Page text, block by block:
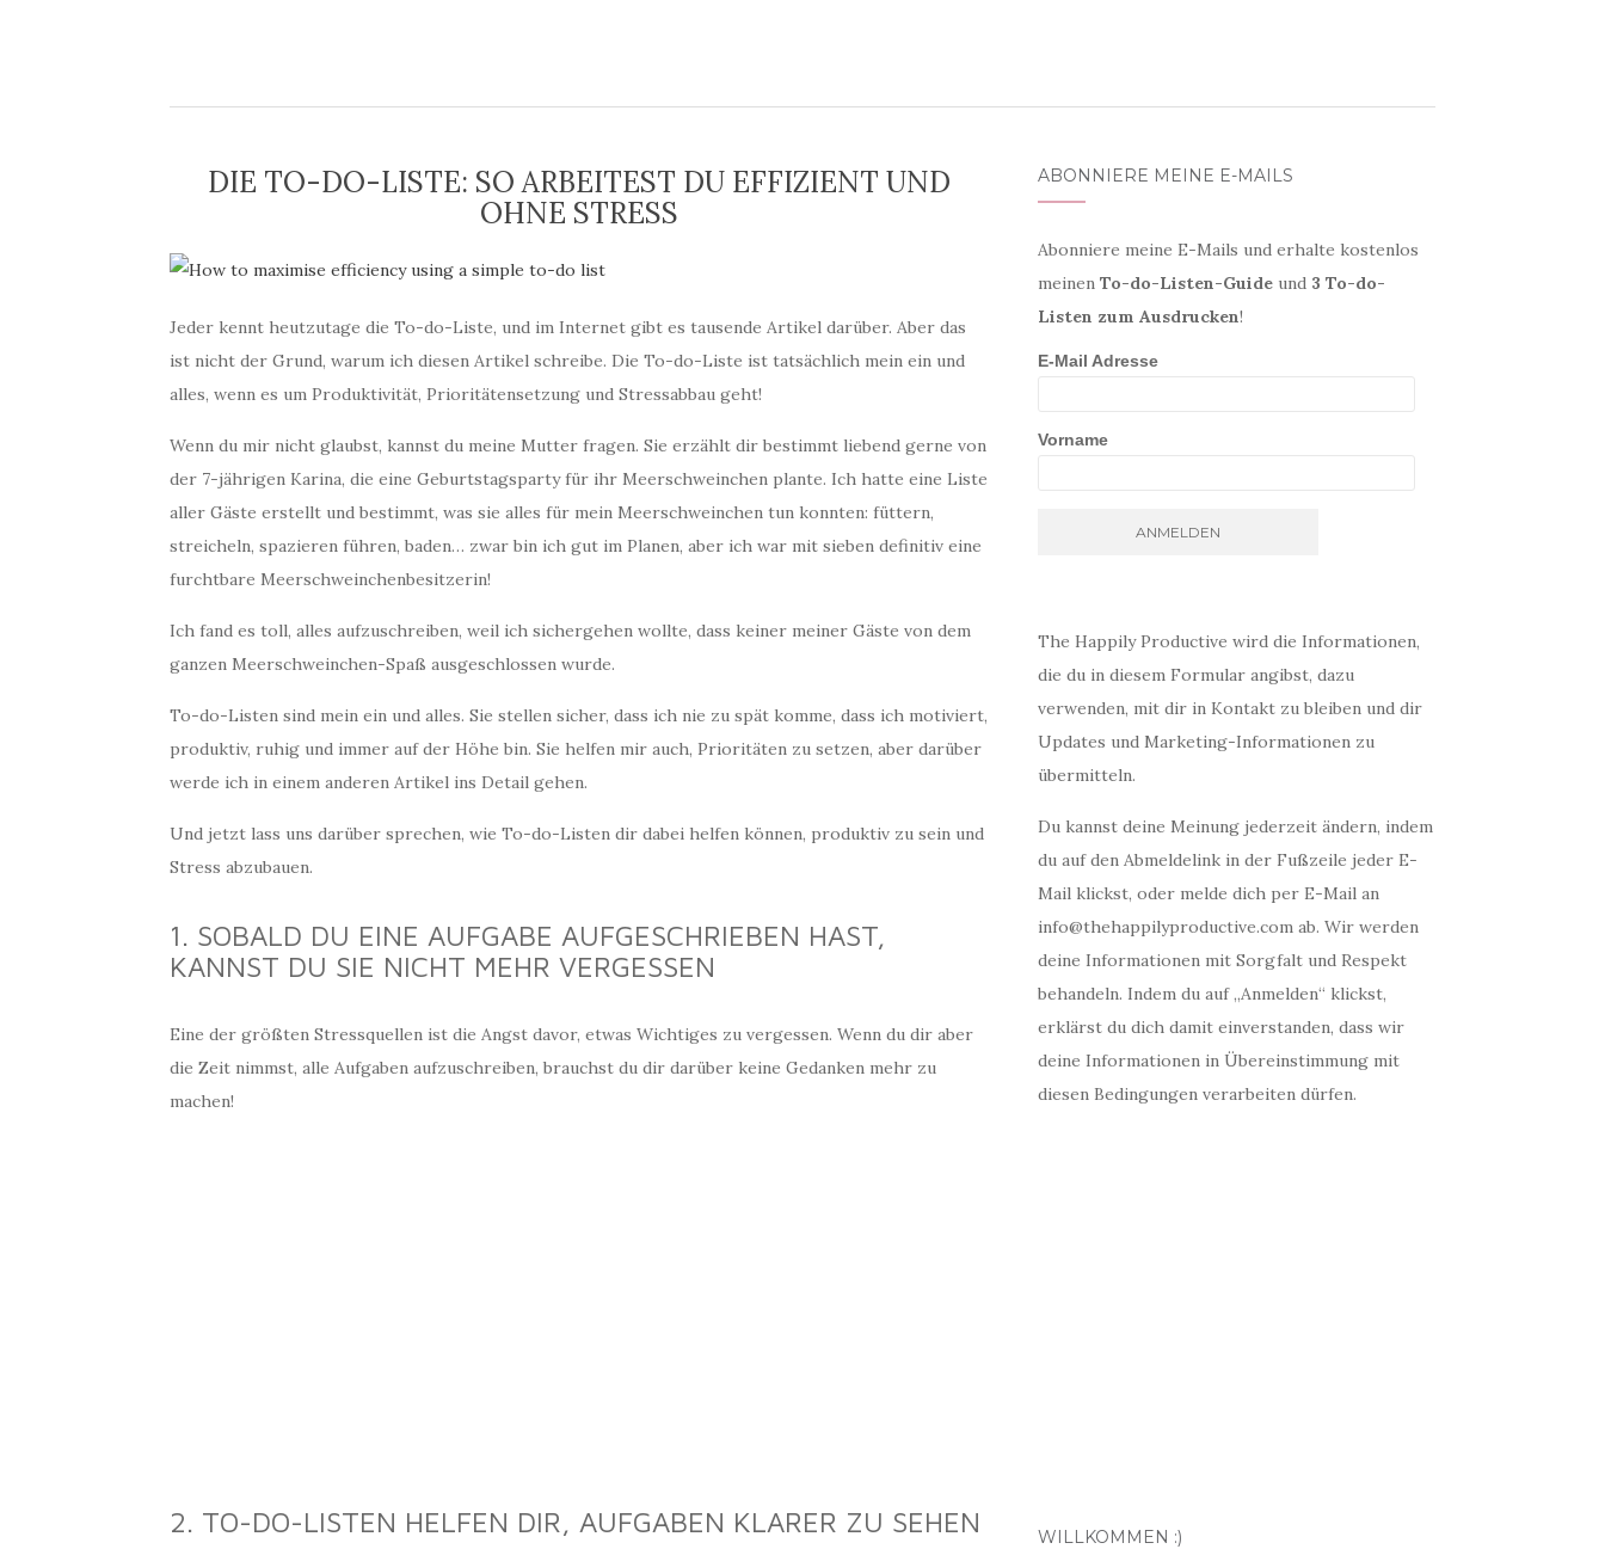
DIE TO-DO-LISTE: SO ARBEITEST DU EFFIZIENT UND
OHNE STRESS
Jeder kennt heutzutage die To-do-Liste, und im Internet gibt es tausende Artikel darüber. Aber das
ist nicht der Grund, warum ich diesen Artikel schreibe. Die To-do-Liste ist tatsächlich mein ein und
alles, wenn es um Produktivität, Prioritätensetzung und Stressabbau geht!
Wenn du mir nicht glaubst, kannst du meine Mutter fragen. Sie erzählt dir bestimmt liebend gerne von
der 7-jährigen Karina, die eine Geburtstagsparty für ihr Meerschweinchen plante. Ich hatte eine Liste
aller Gäste erstellt und bestimmt, was sie alles für mein Meerschweinchen tun konnten: füttern,
streicheln, spazieren führen, baden… zwar bin ich gut im Planen, aber ich war mit sieben definitiv eine
furchtbare Meerschweinchenbesitzerin!
Ich fand es toll, alles aufzuschreiben, weil ich sichergehen wollte, dass keiner meiner Gäste von dem
ganzen Meerschweinchen-Spaß ausgeschlossen wurde.
To-do-Listen sind mein ein und alles. Sie stellen sicher, dass ich nie zu spät komme, dass ich motiviert,
produktiv, ruhig und immer auf der Höhe bin. Sie helfen mir auch, Prioritäten zu setzen, aber darüber
werde ich in einem anderen Artikel ins Detail gehen.
Und jetzt lass uns darüber sprechen, wie To-do-Listen dir dabei helfen können, produktiv zu sein und
Stress abzubauen.
1. SOBALD DU EINE AUFGABE AUFGESCHRIEBEN HAST,
KANNST DU SIE NICHT MEHR VERGESSEN
Eine der größten Stressquellen ist die Angst davor, etwas Wichtiges zu vergessen. Wenn du dir aber
die Zeit nimmst, alle Aufgaben aufzuschreiben, brauchst du dir darüber keine Gedanken mehr zu
machen!
2. TO-DO-LISTEN HELFEN DIR, AUFGABEN KLARER ZU SEHEN
ABONNIERE MEINE E-MAILS
Abonniere meine E-Mails und erhalte kostenlos
meinen To-do-Listen-Guideund 3 To-do-
Listen zum Ausdrucken!
E-Mail Adresse
Vorname
The Happily Productive wird die Informationen,
die du in diesem Formular angibst, dazu
verwenden, mit dir in Kontakt zu bleiben und dir
Updates und Marketing-Informationen zu
übermitteln.
Du kannst deine Meinung jederzeit ändern, indem
du auf den Abmeldelink in der Fußzeile jeder E-
Mail klickst, oder melde dich per E-Mail an
info@thehappilyproductive.com ab. Wir werden
deine Informationen mit Sorgfalt und Respekt
behandeln. Indem du auf „Anmelden“ klickst,
erklärst du dich damit einverstanden, dass wir
deine Informationen in Übereinstimmung mit
diesen Bedingungen verarbeiten dürfen.
WILLKOMMEN :)